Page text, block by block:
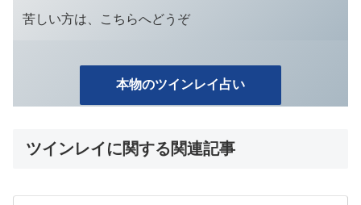
苦しい方は、こちらへどうぞ
本物のツインレイ占い
ツインレイに関する関連記事